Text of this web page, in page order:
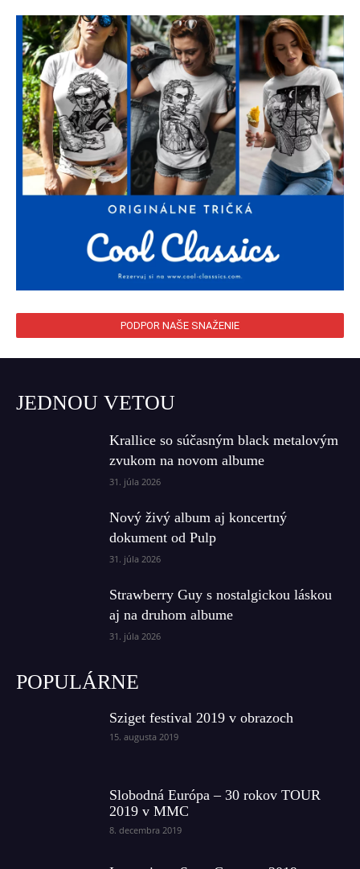
PODPOR NAŠE SNAŽENIE
JEDNOU VETOU
Krallice so súčasným black metalovým
zvukom na novom albume
31. júla 2026
Nový živý album aj koncertný
dokument od Pulp
31. júla 2026
Strawberry Guy s nostalgickou láskou
aj na druhom albume
31. júla 2026
POPULÁRNE
Sziget festival 2019 v obrazoch
15. augusta 2019
Slobodná Európa – 30 rokov TOUR
2019 v MMC
8. decembra 2019